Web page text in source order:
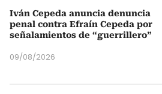
Iván Cepeda anuncia denuncia
penal contra Efraín Cepeda por
señalamientos de “guerrillero”
09/08/2026